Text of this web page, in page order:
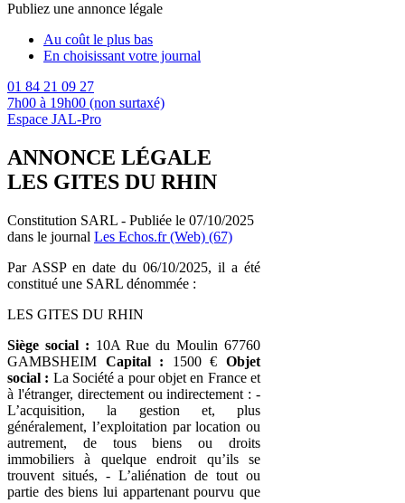
Publiez une annonce légale
Au coût le plus bas
En choisissant votre journal
01 84 21 09 27
7h00 à 19h00 (non surtaxé)
Espace JAL-Pro
ANNONCE LÉGALE
LES GITES DU RHIN
Constitution SARL - Publiée le 07/10/2025
dans le journal Les Echos.fr (Web) (67)
Par ASSP en date du 06/10/2025, il a été
constitué une SARL dénommée :
LES GITES DU RHIN
Siège social : 10A Rue du Moulin 67760
GAMBSHEIM Capital : 1500 €Objet
social : La Société a pour objet en France et
à l'étranger, directement ou indirectement : -
L’acquisition, la gestion et, plus
généralement, l’exploitation par location ou
autrement, de tous biens ou droits
immobiliers à quelque endroit qu’ils se
trouvent situés, - L’aliénation de tout ou
partie des biens lui appartenant pourvu que